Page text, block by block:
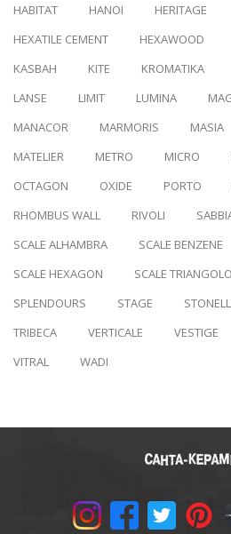
HABITAT
HANOI HERITAGE
HEXATILE CEMENT
HEXAWOOD
KASBAH
KITE KROMATIKA
LANSE
LIMIT LUMINA
MANACOR
MARMORIS MASIA
MATELIER
METRO MICRO
OCTAGON
OXIDE PORTO
RHOMBUS WALL
RIVOLI
SCALE ALHAMBRA
SCALE BENZENE
SCALE HEXAGON
SCALE TRIANGOLO
SPLENDOURS
STAGE
TRIBECA
VERTICALE VESTIGE
VITRAL
WADI